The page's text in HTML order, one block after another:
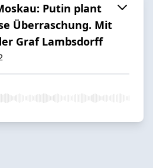
Putin plant
Überraschung. Mit
Graf Lambsdorff